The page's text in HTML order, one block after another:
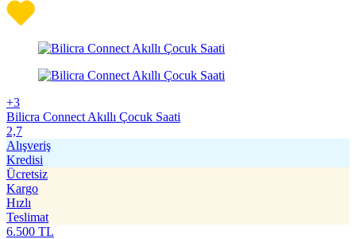
+3
Bilicra Connect Akıllı Çocuk Saati
2,7
Alışveriş
Kredisi
Ücretsiz
Kargo
Hızlı
Teslimat
6.500 TL